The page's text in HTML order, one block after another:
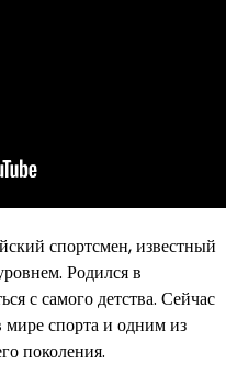
спортсмен, известный
Родился в
с самого детства. Сейчас
мире спорта и одним из
поколения.